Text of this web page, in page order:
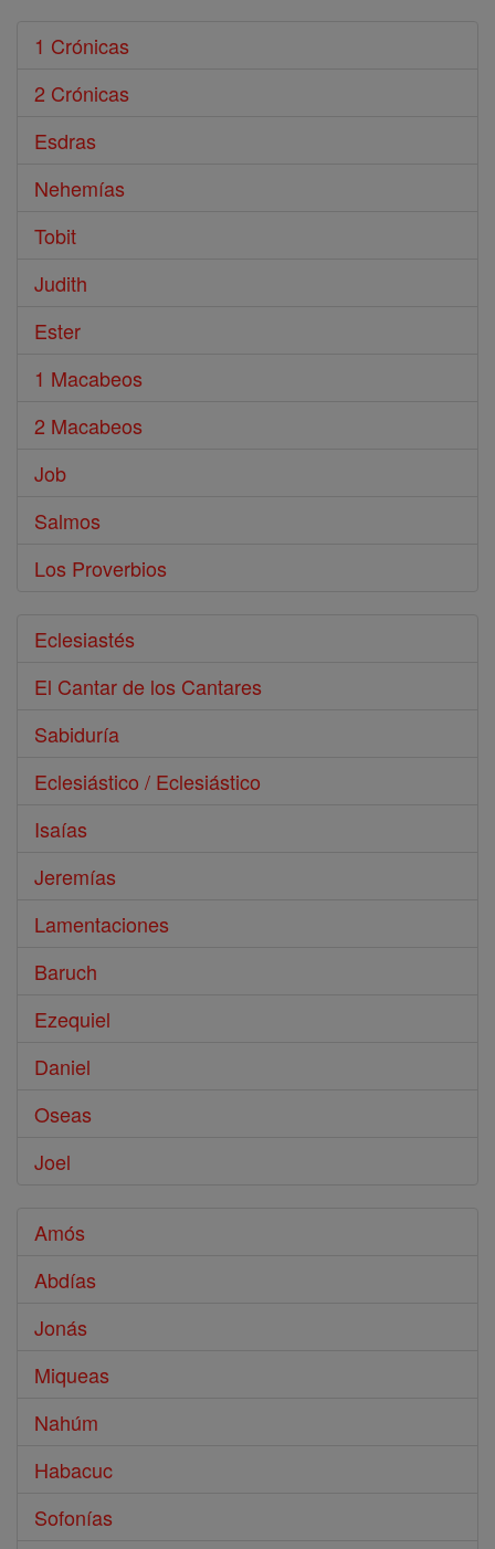
1 Crónicas
2 Crónicas
Esdras
Nehemías
Tobit
Judith
Ester
1 Macabeos
2 Macabeos
Job
Salmos
Los Proverbios
Eclesiastés
El Cantar de los Cantares
Sabiduría
Eclesiástico / Eclesiástico
Isaías
Jeremías
Lamentaciones
Baruch
Ezequiel
Daniel
Oseas
Joel
Amós
Abdías
Jonás
Miqueas
Nahúm
Habacuc
Sofonías